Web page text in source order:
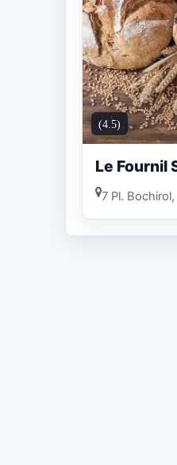
(4.5)
Le Fournil
7 Pl.